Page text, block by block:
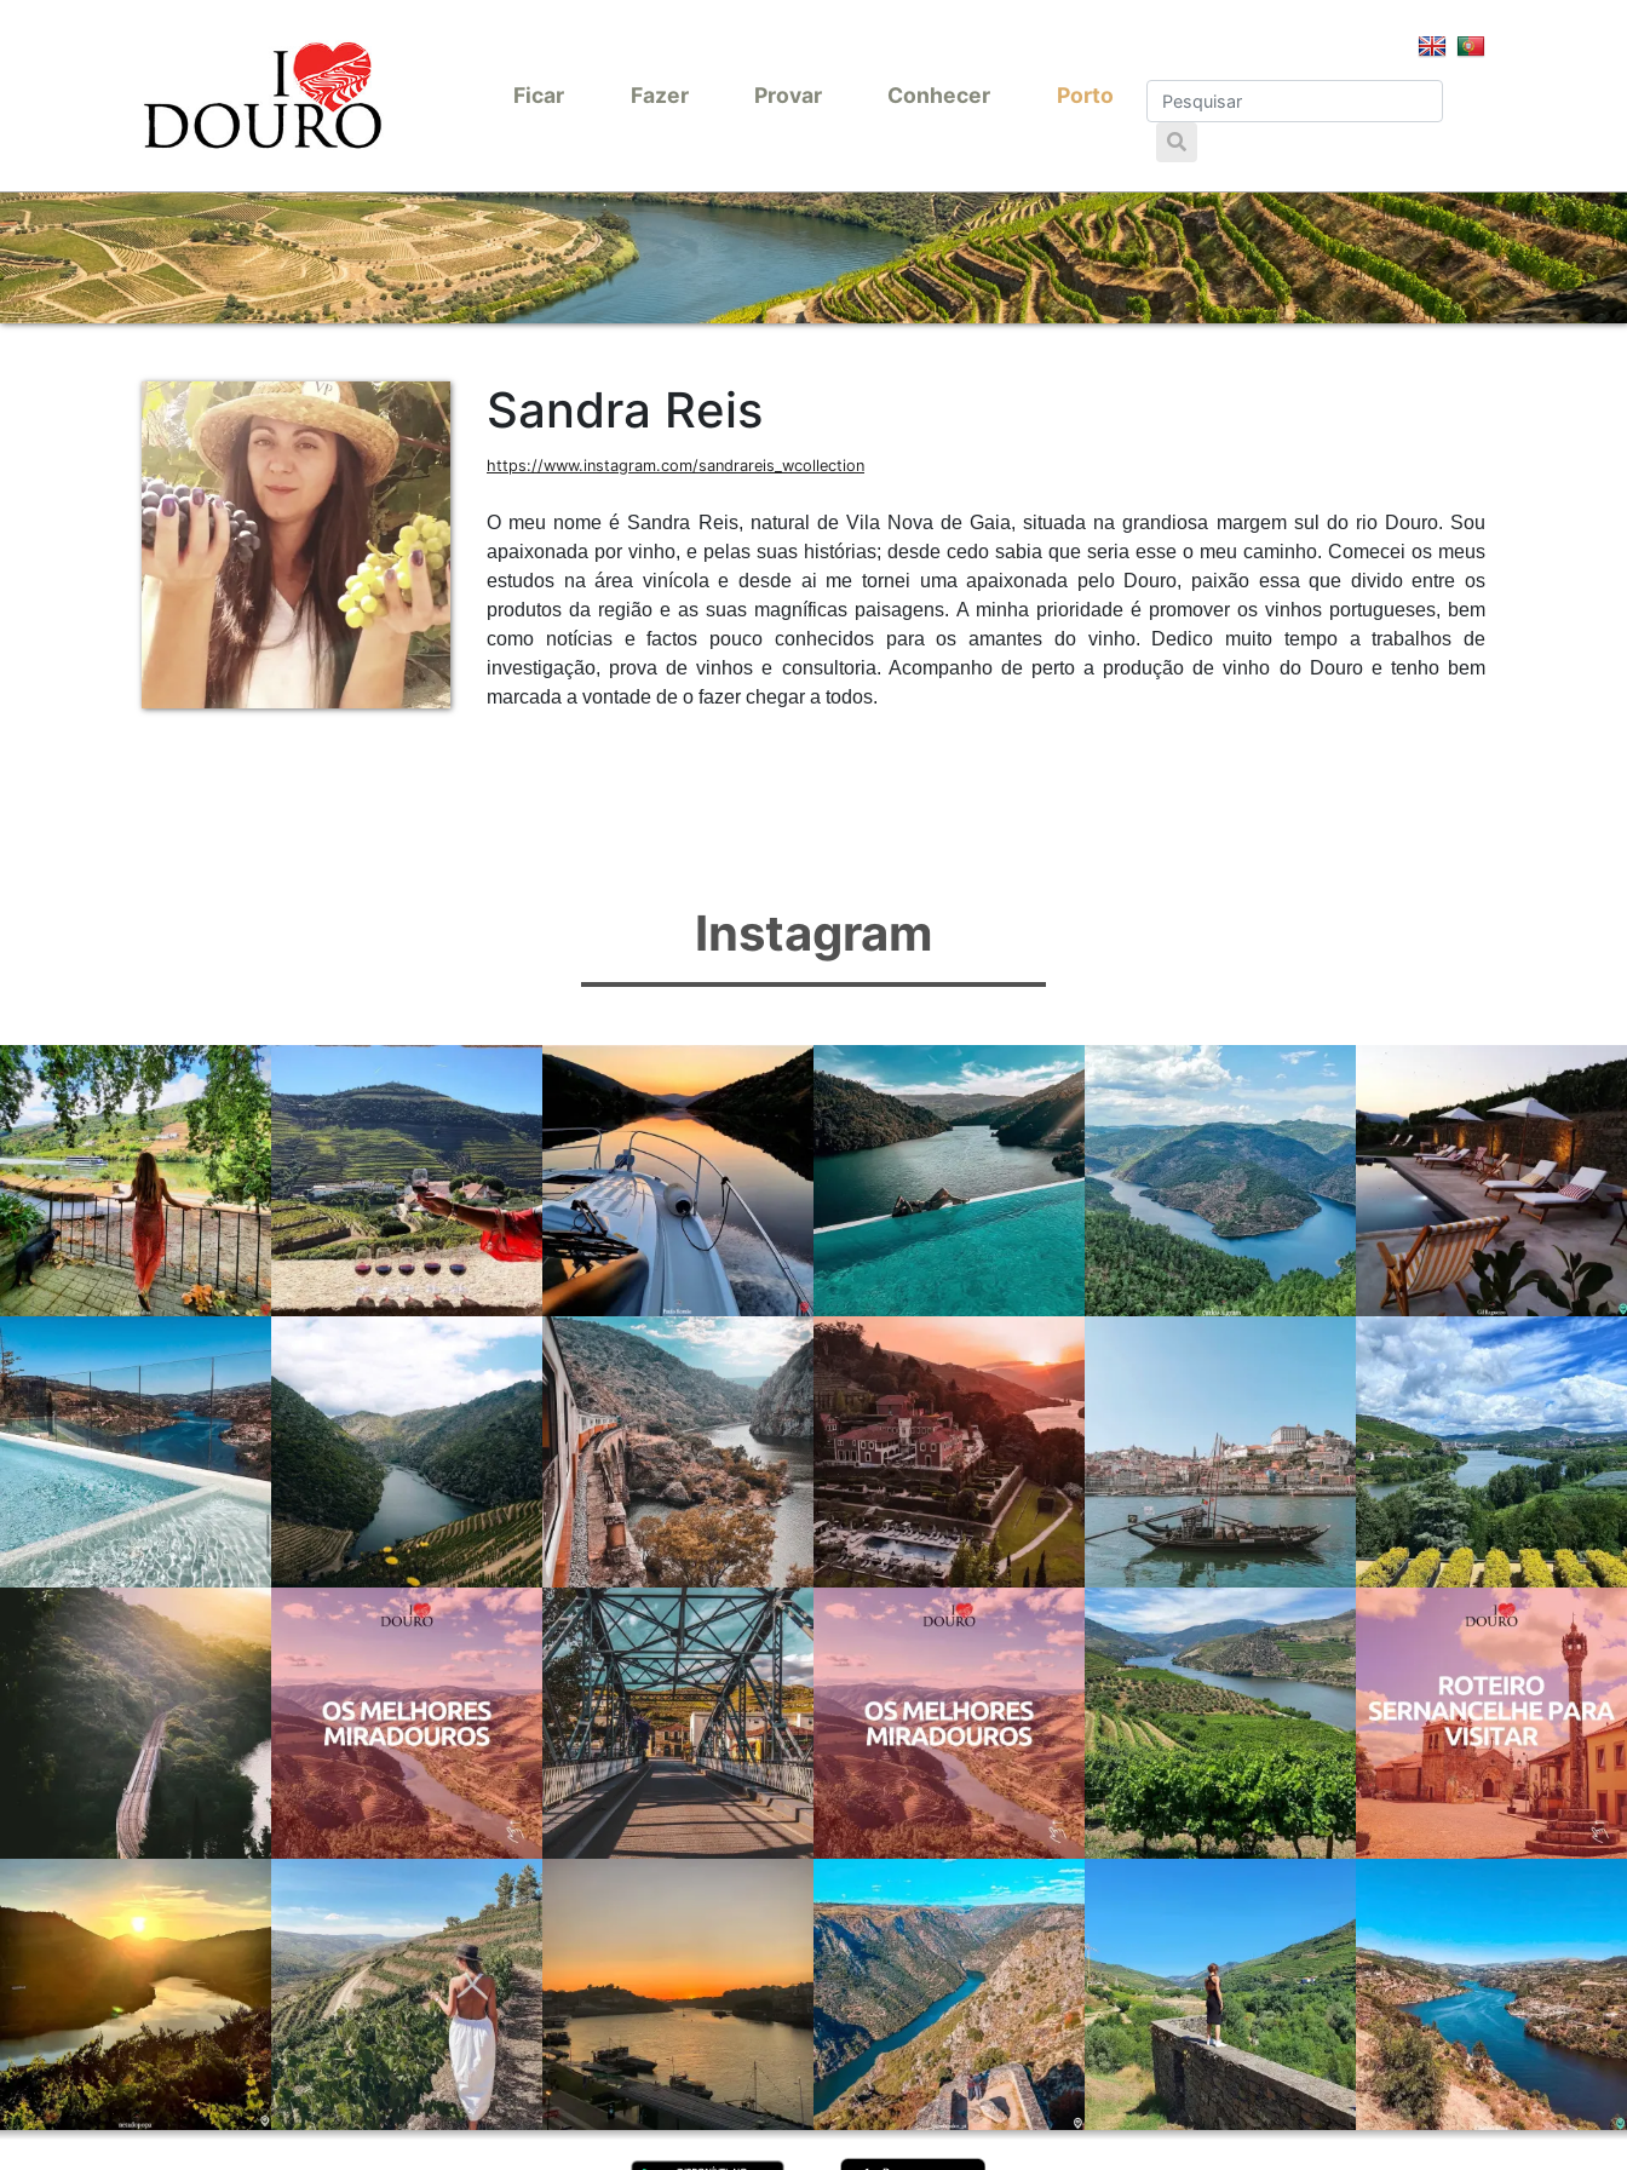
Ficar Fazer Provar Conhecer Porto
Sandra Reis
https://www.instagram.com/sandrareis_wcollection
O meu nome é Sandra Reis, natural de Vila Nova de Gaia, situada na grandiosa margem sul do rio Douro. Sou
apaixonada por vinho, e pelas suas histórias; desde cedo sabia que seria esse o meu caminho. Comecei os meus
estudos na área vinícola e desde ai me tornei uma apaixonada pelo Douro, paixão essa que divido entre os
produtos da região e as suas magníficas paisagens. A minha prioridade é promover os vinhos portugueses, bem
como notícias e factos pouco conhecidos para os amantes do vinho. Dedico muito tempo a trabalhos de
investigação, prova de vinhos e consultoria. Acompanho de perto a produção de vinho do Douro e tenho bem
marcada a vontade de o fazer chegar a todos.
Instagram